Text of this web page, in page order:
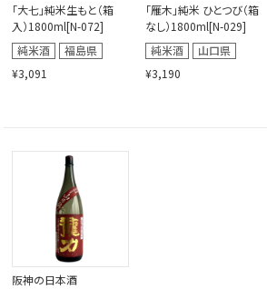
「大七」純米生もと（箱
入）1800ml[N-072]
¥3,091
「雁木」純米 ひとつび（箱
なし）1800ml[N-029]
¥3,190
阪神の日本酒